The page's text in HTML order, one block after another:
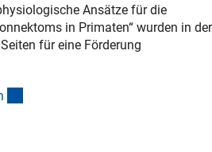
Ansätze für die
in Primaten“ wurden in der
für eine Förderung